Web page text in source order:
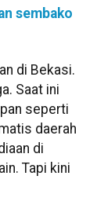
sembako
di Bekasi.
Saat ini
seperti
daerah
di
Tapi kini